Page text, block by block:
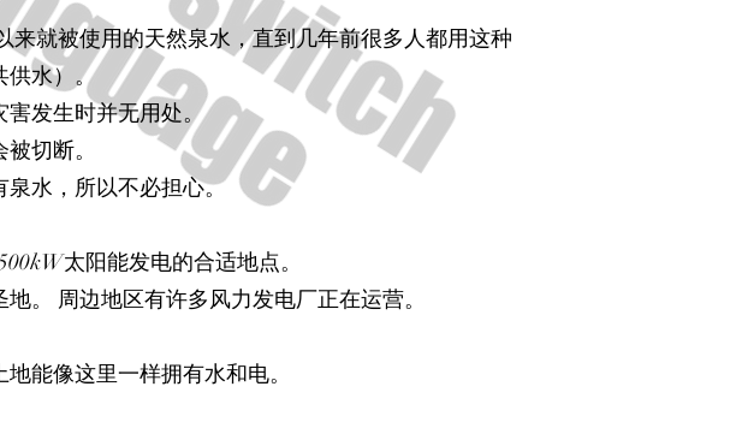
就被使用的天然泉水，直到几年前很多人都用这种
供水）。
害发生时并无用处。
切断。
泉水，所以不必担心。
太阳能发电的合适地点。
。 周边地区有许多风力发电厂正在运营。
能像这里一样拥有水和电。